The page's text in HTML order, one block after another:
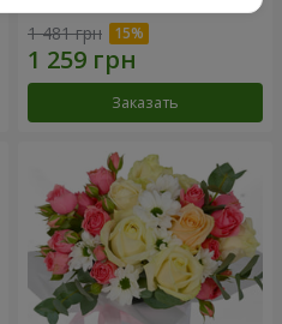
1 481 грн
Заказать